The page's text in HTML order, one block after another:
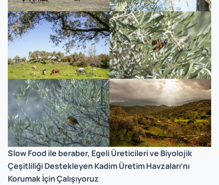
Slow Food ile beraber, Egeli Üreticileri ve Biyolojik
Çeşitliliği Destekleyen Kadim Üretim Havzaları’nı
Korumak İçin Çalışıyoruz